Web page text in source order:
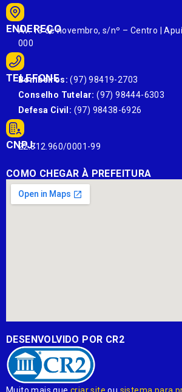
ENDEREÇO
Av. 13 de novembro, s/nº – Centro |
000
TELEFONE
Bombeiros: (97) 98419-2703
Conselho Tutelar: (97) 98444-6303
Defesa Civil: (97) 98438-6926
CNPJ:
22.812.960/0001-99
COMO CHEGAR À PREFEITURA
DESENVOLVIDO POR CR2